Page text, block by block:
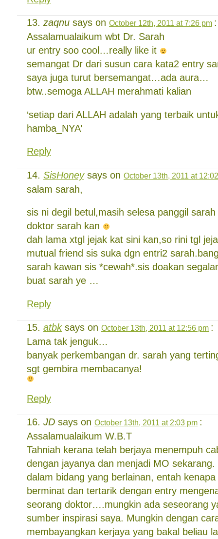
zaqnu says on October 12th, 2011 at 7:26 pm :
Assalamualaikum wbt Dr. Sarah
ur entry soo cool…really like it
semangat Dr dari susun cara kata2 entry
saya juga turut bersemangat…ada aura…
btw..semoga ALLAH merahmati kalian
‘setiap dari ALLAH adalah yang terbaik
hamba_NYA’
Reply
SisHoneysays on October 13th, 2011 at
salam sarah,
sis ni degil betul,masih selesa panggil
doktor sarah kan
dah lama xtgl jejak kat sini kan,so rini tgl
mutual friend sis suka dgn entri2
sarah kawan sis *cewah*.sis doakan
buat sarah ye …
Reply
atbksays on October 13th, 2011 at 12:56 pm :
Lama tak jenguk…
banyak perkembangan dr. sarah yang
sgt gembira membacanya!
Reply
JD says on October 13th, 2011 at 2:03 pm :
Assalamualaikum W.B.T
Tahniah kerana telah berjaya menempuh
dengan jayanya dan menjadi MO sekarang.
dalam bidang yang berlainan, entah
berminat dan tertarik dengan entry
seorang doktor….mungkin ada seseorang
sumber inspirasi saya. Mungkin dengan
membayangkan kerjaya yang bakal beliau